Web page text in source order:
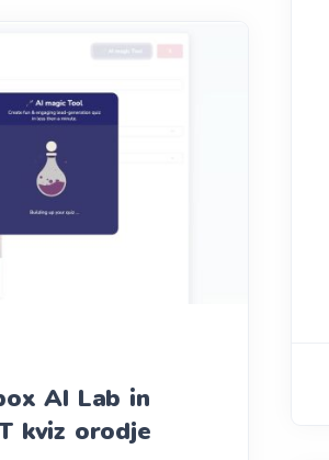
AI Lab in
kviz orodje